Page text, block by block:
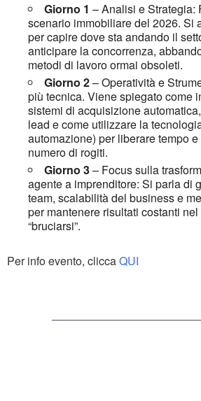
Giorno 1 – Analisi e Strategia:
scenario immobiliare del 2026. Si
per capire dove sta andando il
anticipare la concorrenza,
metodi di lavoro ormai obsoleti.
Giorno 2– Operatività e
più tecnica. Viene spiegato come
sistemi di acquisizione
lead e come utilizzare la
automazione) per liberare tempo
numero di rogiti.
Giorno 3– Focus sulla
agente a imprenditore: Si parla di
team, scalabilità del business e
per mantenere risultati costanti
“bruciarsi”.
Per info evento, cliccaQUI